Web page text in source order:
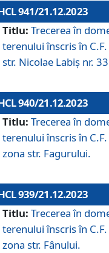
941/21.12.2023
Titlu: Trecerea în
terenului înscris în
str. Nicolae Labiș nr.
940/21.12.2023
Titlu: Trecerea în
terenului înscris în
zona str. Fagurului.
939/21.12.2023
Titlu: Trecerea în
terenului înscris în
zona str. Fânului.